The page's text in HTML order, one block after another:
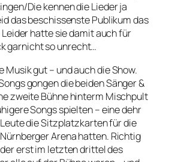
Die kennen die Lieder ja
das beschissenste Publikum das
Leider hatte sie damit auch für
garnicht so unrecht…
Musik gut – und auch die Show.
gongen die beiden Sänger &
zweite Bühne hinterm Mischpult
Songs spielten – eine dehr
die Sitzplatzkarten für die
Arena hatten. Richtig
erst im letzten drittel des